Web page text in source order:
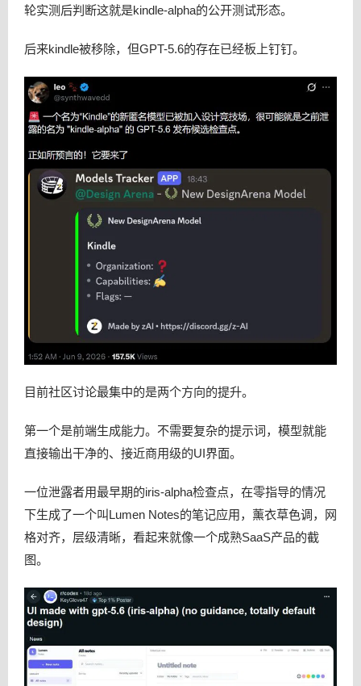
轮实测后判断这就是kindle-alpha的公开测试形态。
后来kindle被移除，但GPT-5.6的存在已经板上钉钉。
目前社区讨论最集中的是两个方向的提升。
第一个是前端生成能力。不需要复杂的提示词，模型就能
直接输出干净的、接近商用级的UI界面。
一位泄露者用最早期的iris-alpha检查点，在零指导的情况
下生成了一个叫Lumen Notes的笔记应用，薰衣草色调，网
格对齐，层级清晰，看起来就像一个成熟SaaS产品的截
图。